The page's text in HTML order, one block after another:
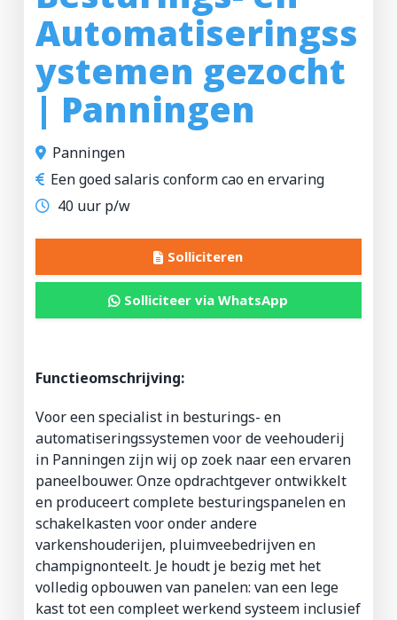
Automatiseringss
ystemen gezocht
| Panningen
Panningen
Een goed salaris conform cao en ervaring
40 uur p/w
Solliciteren
Solliciteer via WhatsApp
Functieomschrijving:
Voor een specialist in besturings- en
automatiseringssystemen voor de veehouderij
in Panningen zijn wij op zoek naar een ervaren
paneelbouwer. Onze opdrachtgever ontwikkelt
en produceert complete besturingspanelen en
schakelkasten voor onder andere
varkenshouderijen, pluimveebedrijven en
champignonteelt. Je houdt je bezig met het
volledig opbouwen van panelen: van een lege
kast tot een compleet werkend systeem inclusief
ZZP-opdrachten
Vakmensen nodig?